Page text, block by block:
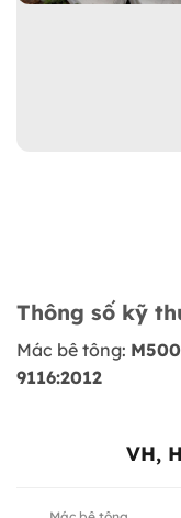
Thông số kỹ
Mác bê tông: M500
9116:2012
VH,